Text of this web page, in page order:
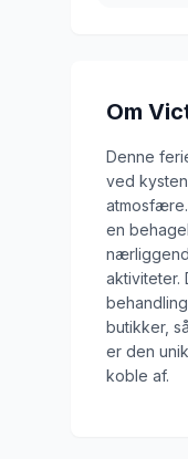
Om
Denne
ved
en
aktiviteter.
butikker,
er den
koble af.